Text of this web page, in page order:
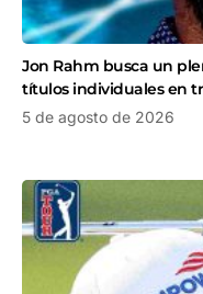
Jon Rahm busca un
títulos individuales en
5 de agosto de 2026